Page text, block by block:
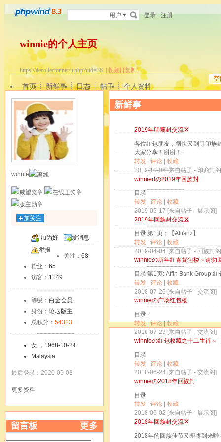
用户 登录 注册
winnie的个人主页
https://decollector.net/u.php?uid=36 [收藏] [复制]
空
首页 新鲜事 日志 帖子 个人资料
winnie
加关注
加为好
友
发消息
举报
关注： 68
粉丝： 65
访客： 1149
等级： 白金会员
身份： 论坛版主
总积分： 54313
女 ，1968-10-24
Malaysia
最后登录：2020-05-03
更多资料
更多
留言板
新鲜事
2019年印裔封交流区
各位红包朋友，很快又到寻印族
大家分享！谢谢！
转发 | 评论 | 收藏
2019-10-06 [来自帖子 -印裔封阁
winniedの2019年回族封
目录
转发 | 评论 | 收藏
2019-05-17 [来自帖子 -展示阁]
2019年回族封交流区
目录 第1页：【Allianz】
转发 | 评论 | 收藏
2019-04-04 [来自帖子 - 回族封阁
winnieの历年红青紫包楼～请勿
目录 第1页: Affin Bank Group
转发 | 评论 | 收藏
2018-07-26 [来自帖子 - 交流阁]
winnieの广场红包楼
目录:
转发|评论|收藏
2018-07-23 [来自帖子 - 交流阁]
winnieの红包收藏之十二生肖～
目录
转发 | 评论 | 收藏
2018-06-24 [来自帖子 - 交流阁]
winnieの2018年回族封
目录
转发 | 评论 | 收藏
2018-06-02 [来自帖子 - 展示阁]
2018年回族封交流区
2018年的回族佳节又即将到来